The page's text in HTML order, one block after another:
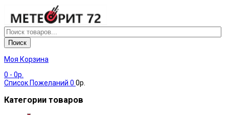
Поиск
Моя Корзина
0 - 0р.
Список Пожеланий 0 0р.
Категории товаров